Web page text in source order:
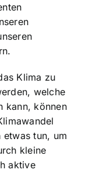
Klima zu
welche
kann, können
tun, um
kleine
aktive